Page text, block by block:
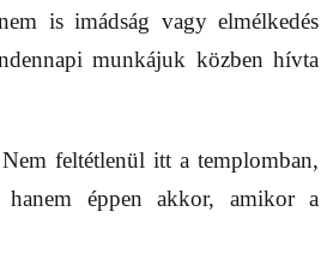
is imádság vagy elmélkedés
munkájuk közben hívta
feltétlenül itt a templomban,
éppen akkor, amikor a